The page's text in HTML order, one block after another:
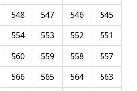
545
546
547
548
551
552
553
554
557
558
559
560
563
564
565
566